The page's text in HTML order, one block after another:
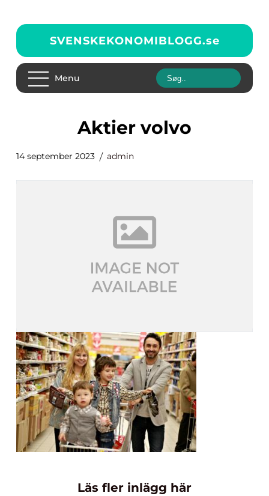
SVENSKEKONOMIBLOGG.se
Menu
aktier volvo
14 september 2023 admin
Läs fler inlägg här